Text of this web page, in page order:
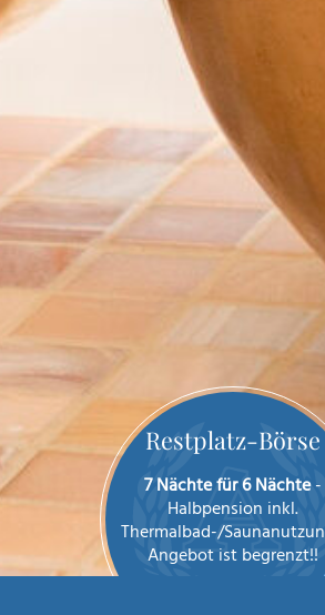
Restplatz-Börse
7 Nächte für 6 Nächte-
Halbpension inkl.
Thermalbad-/
Angebot ist begrenzt!!